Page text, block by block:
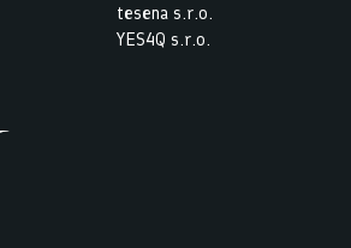
tesena s.r.o.
YES4Q s.r.o.